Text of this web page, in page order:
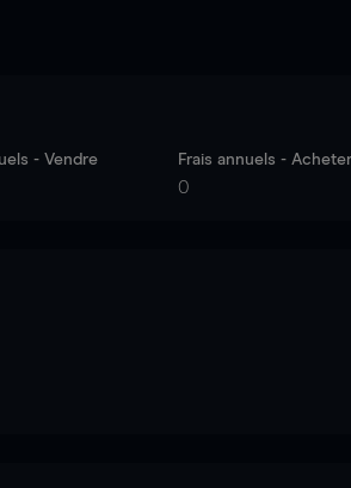
- Vendre Frais annuels - Acheter
0